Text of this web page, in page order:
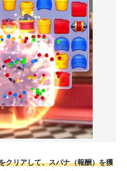
クリアして、スパナ（報酬）を獲